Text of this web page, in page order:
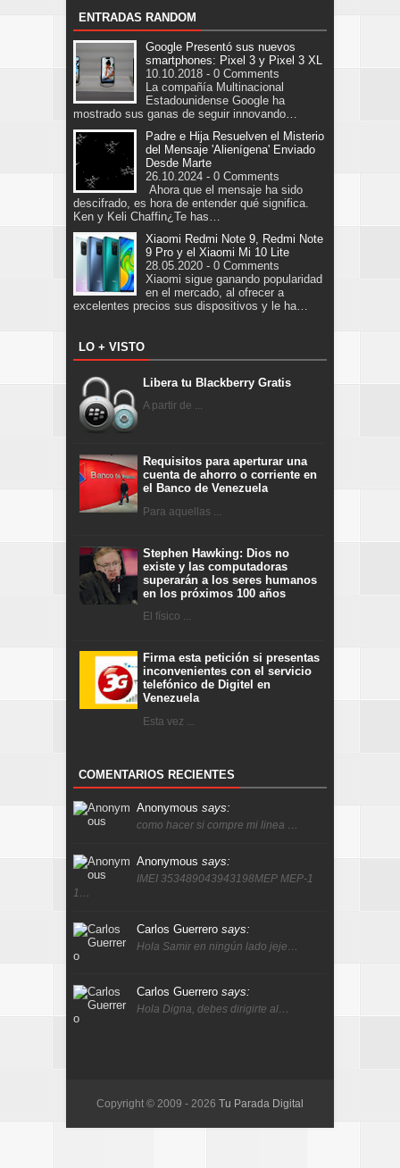
ENTRADAS RANDOM
Google Presentó sus nuevos
smartphones: Pixel 3 y Pixel 3 XL
10.10.2018 - 0 Comments
La compañía Multinacional
Estadounidense Google ha
mostrado sus ganas de seguir innovando…
Padre e Hija Resuelven el Misterio
del Mensaje 'Alienígena' Enviado
Desde Marte
26.10.2024 - 0 Comments
Ahora que el mensaje ha sido
descifrado, es hora de entender qué significa.
Ken y Keli Chaffin¿Te has…
Xiaomi Redmi Note 9, Redmi Note
9 Pro y el Xiaomi Mi 10 Lite
28.05.2020 - 0 Comments
Xiaomi sigue ganando popularidad
en el mercado, al ofrecer a
excelentes precios sus dispositivos y le ha…
LO + VISTO
Libera tu Blackberry Gratis
A partir de ...
Requisitos para aperturar una
cuenta de ahorro o corriente en
el Banco de Venezuela
Para aquellas ...
Stephen Hawking: Dios no
existe y las computadoras
superarán a los seres humanos
en los próximos 100 años
El físico ...
Firma esta petición si presentas
inconvenientes con el servicio
telefónico de Digitel en
Venezuela
Esta vez ...
COMENTARIOS RECIENTES
Anonymous says:
como hacer si compre mi linea …
Anonymous says:
IMEI 353489043943198MEP MEP-1
1…
Carlos Guerrero says:
Hola Samir en ningún lado jeje…
Carlos Guerrero says:
Hola Digna, debes dirigirte al…
Copyright © 2009 - 2026 Tu Parada Digital